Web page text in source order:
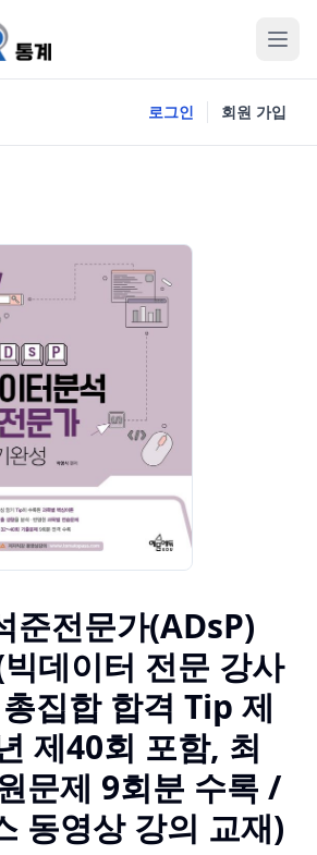
로그인 회원 가입
준전문가(ADsP)
데이터 전문 강사
집합 합격 Tip 제
제40회 포함, 최
문제 9회분 수록 /
동영상 강의 교재)